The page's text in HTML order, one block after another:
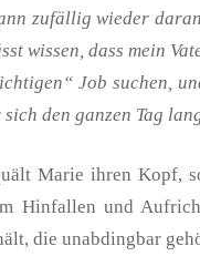
zufällig wieder
wissen, dass mein
Job suchen,
den ganzen Tag
Marie ihren Kopf,
Hinfallen und
die unabdingbar